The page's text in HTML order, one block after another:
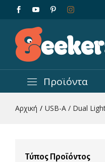
Προϊόντα
Αρχική / USB-A / Dual
Τύπος Προϊόντος